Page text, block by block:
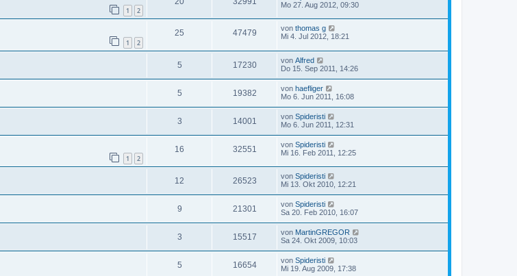
1 2
Mo 27. Aug 2012, 09:30
1 2
25 47479 von thomas g
Mi 4. Jul 2012, 18:21
5 17230 von Alfred
Do 15. Sep 2011, 14:26
5 19382 von haefliger
Mo 6. Jun 2011, 16:08
3 14001 von Spideristi
Mo 6. Jun 2011, 12:31
1 2
16 32551 von Spideristi
Mi 16. Feb 2011, 12:25
12 26523 von Spideristi
Mi 13. Okt 2010, 12:21
9 21301 von Spideristi
Sa 20. Feb 2010, 16:07
3 15517 von MartinGREGOR
Sa 24. Okt 2009, 10:03
5 16654 von Spideristi
Mi 19. Aug 2009, 17:38